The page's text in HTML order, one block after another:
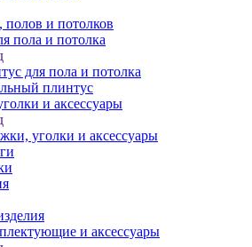
полов и потолков
пола и потолка
для пола и потолка
плинтус
и аксессуары
уголки и аксессуары
и аксессуары